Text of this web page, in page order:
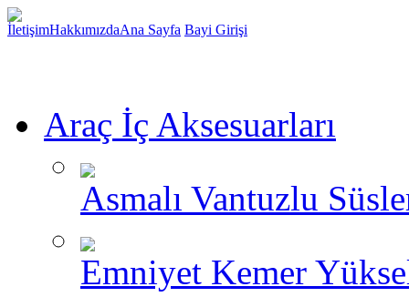
İletişimHakkımızdaAna Sayfa Bayi Girişi
Araç İç Aksesuarları
Asmalı Vantuzlu
Emniyet Kemer